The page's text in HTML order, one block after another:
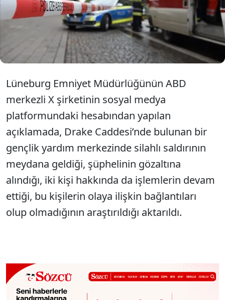
silahlı saldırı meydana geldi. Saldırıda en
az 6 kişi hayatını kaybetti.
Lüneburg Emniyet Müdürlüğünün ABD
merkezli X şirketinin sosyal medya
platformundaki hesabından yapılan
açıklamada, Drake Caddesi’nde bulunan bir
gençlik yardım merkezinde silahlı saldırının
meydana geldiği, şüphelinin gözaltına
alındığı, iki kişi hakkında da işlemlerin devam
ettiği, bu kişilerin olaya ilişkin bağlantıları
olup olmadığının araştırıldığı aktarıldı.